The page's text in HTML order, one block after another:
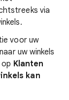
via
voor uw
uw winkels
Klanten
kan